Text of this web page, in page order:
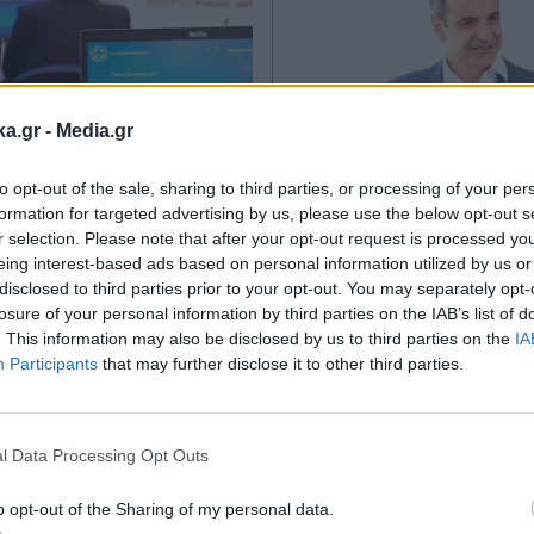
- Media.gr
opt-out of the sale, sharing to third parties, or processing of your
for targeted advertising by us, please use the below opt-out
selection. Please note that after your opt-out request is processed
interest-based ads based on personal information utilized by us
to third parties prior to your opt-out. You may separately
of your personal information by third parties on the IAB’s list of
This information may also be disclosed by us to third parties on the
Participants that may further disclose it to other third parties.
Data Processing Opt Outs
opt-out of the Sharing of my personal data.
20.09.2022 17:54
έργα πνοής και
- Άνω των 12,5
οι εντάξεις
έργων στο
«Ελλάδα 2.0»
ΠΟΛΙΤΙΚΗ 20.05.2022
PARAPOLITIKA
Μητσοτάκης από
Bρήκαμε τα
διάθεση 171 εκ.
πόρων στη
κτηνοτροφία
newsletter